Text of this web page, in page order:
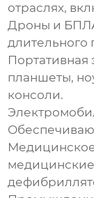
отраслях,
Дроны и
длительного
Портативная
планшеты,
консоли.
медицинские